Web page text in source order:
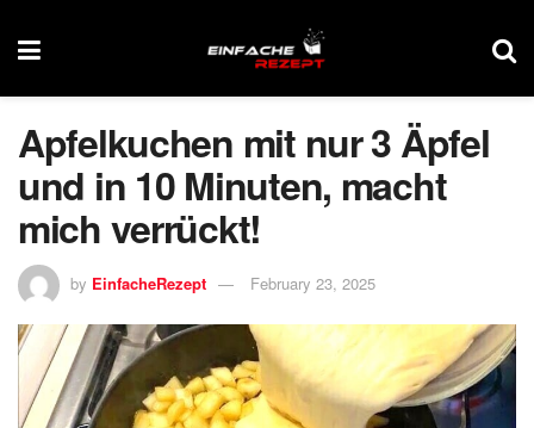
Apfelkuchen mit nur 3 Äpfel
und in 10 Minuten, macht
mich verrückt!
by EinfacheRezept February 23, 2025